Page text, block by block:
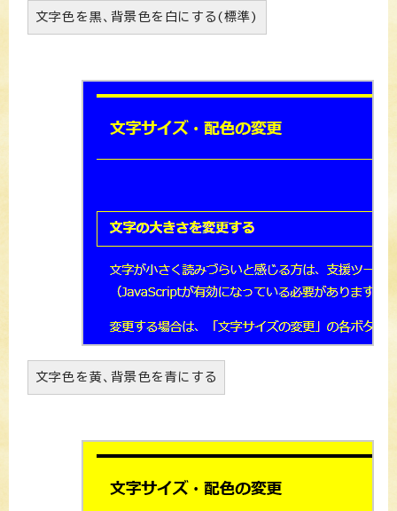
文字色を黒、背景色を白にする(標準)
文字色を黄、背景色を青にする